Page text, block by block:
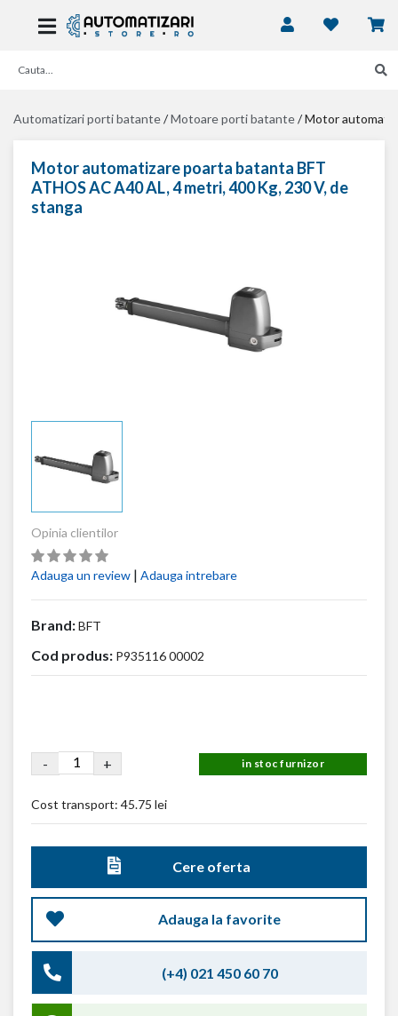
Automatizari porti batante/Motoare porti batante/Motor
Motor automatizare poarta batanta BFT
ATHOS AC A40 AL, 4 metri, 400 Kg, 230 V, de
stanga
Opinia clientilor
Adauga un review | Adauga intrebare
Brand:BFT
Cod produs: P935116 00002
- + in stoc furnizor
Cost transport: 45.75 lei
Cere oferta
Adauga la favorite
(+4) 021 450 60 70